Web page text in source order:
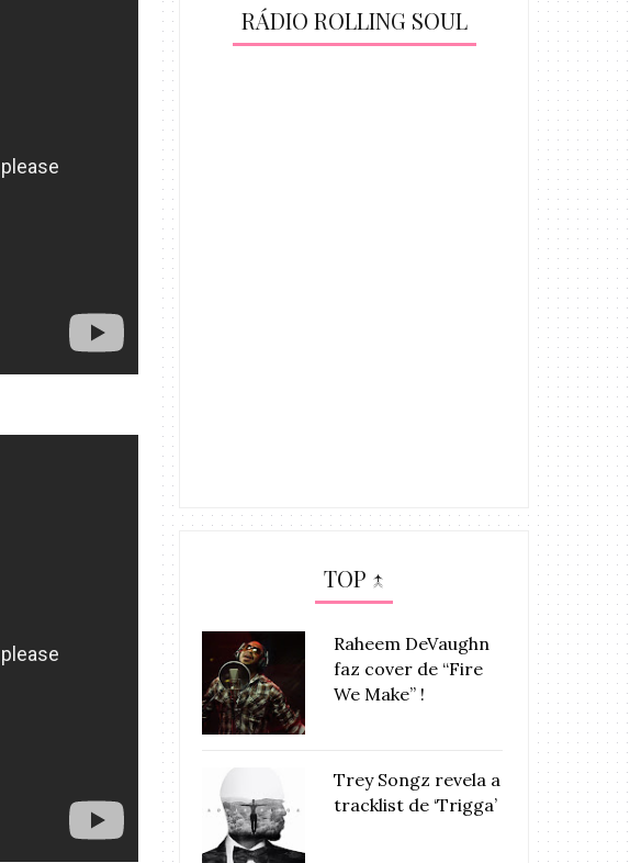
RÁDIO ROLLING SOUL
TOP ↑
Raheem DeVaughn
faz cover de “Fire
We Make” !
Trey Songz revela a
tracklist de ‘Trigga’